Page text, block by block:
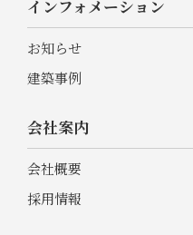
インフォメーション
お知らせ
建築事例
会社案内
会社概要
採用情報